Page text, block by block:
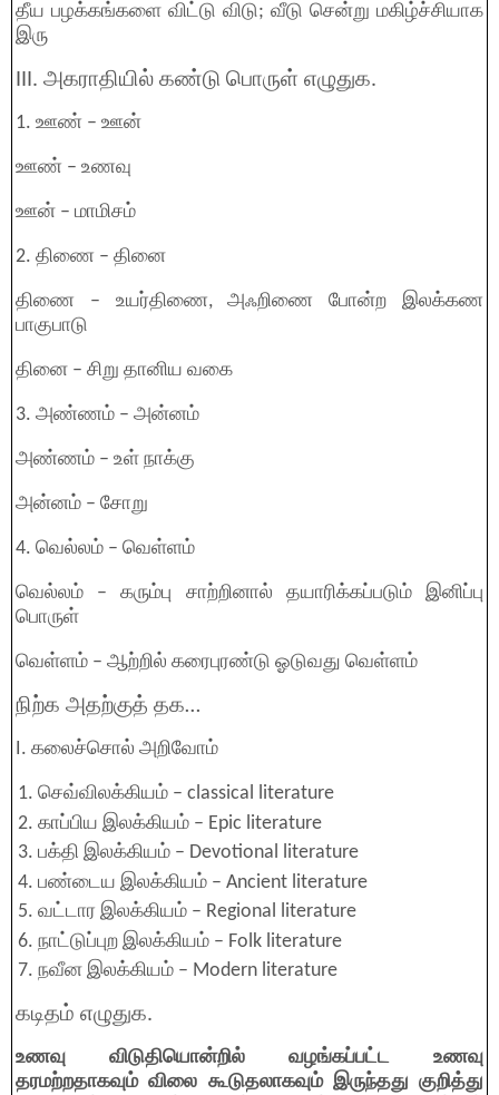
தீய பழக்கங்களை விட்டு விடு; வீடு சென்று மகிழ்ச்சியாக
இரு
III. அகராதியில் கண்டு பொருள் எழுதுக.
1. ஊண் – ஊன்
ஊண் – உணவு
ஊன் – மாமிசம்
2. திணை – தினை
திணை – உயர்திணை, அஃறிணை போன்ற இலக்கண
பாகுபாடு
தினை – சிறு தானிய வகை
3. அண்ணம் – அன்னம்
அண்ணம் – உள் நாக்கு
அன்னம் – சோறு
4. வெல்லம் – வெள்ளம்
வெல்லம் – கரும்பு சாற்றினால் தயாரிக்கப்படும் இனிப்பு
பொருள்
வெள்ளம் – ஆற்றில் கரைபுரண்டு ஓடுவது வெள்ளம்
நிற்க அதற்குத் தக…
I. கலைச்சொல் அறிவோம்
செவ்விலக்கியம் – classical literature
காப்பிய இலக்கியம் – Epic literature
பக்தி இலக்கியம் – Devotional literature
பண்டைய இலக்கியம் – Ancient literature
வட்டார இலக்கியம் – Regional literature
நாட்டுப்புற இலக்கியம் – Folk literature
நவீன இலக்கியம் – Modern literature
கடிதம் எழுதுக.
உணவு விடுதியொன்றில் வழங்கப்பட்ட உணவு
தரமற்றதாகவும் விலை கூடுதலாகவும் இருந்தது குறித்து